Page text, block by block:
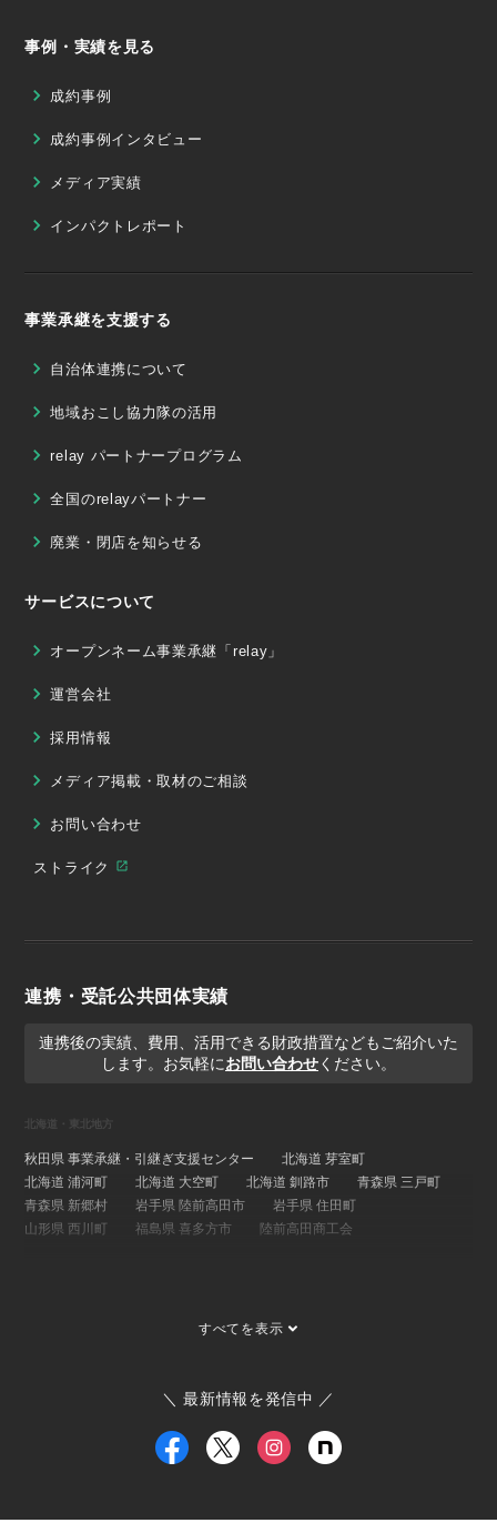
事例・実績を見る
成約事例
成約事例インタビュー
メディア実績
インパクトレポート
事業承継を支援する
自治体連携について
地域おこし協力隊の活用
relay パートナープログラム
全国のrelayパートナー
廃業・閉店を知らせる
サービスについて
オープンネーム事業承継「relay」
運営会社
採用情報
メディア掲載・取材のご相談
お問い合わせ
ストライク
連携・受託公共団体実績
連携後の実績、費用、活用できる財政措置などもご紹介いた
します。お気軽にお問い合わせください。
すべてを表示
北海道・東北地方
秋田県 事業承継・引継ぎ支援センター
北海道 芽室町
北海道 浦河町
北海道 大空町 北海道 釧路市
青森県 三戸町
青森県 新郷村
岩手県 陸前高田市
岩手県 住田町
山形県 西川町
福島県 喜多方市 陸前高田商工会
茨城県 稲敷市 群馬県 桐生市
小田原箱根商工会議所
福井県 事業承継・引継ぎ支援センター
富山県 新潟県 南魚沼市
＼ 最新情報を発信中 ／